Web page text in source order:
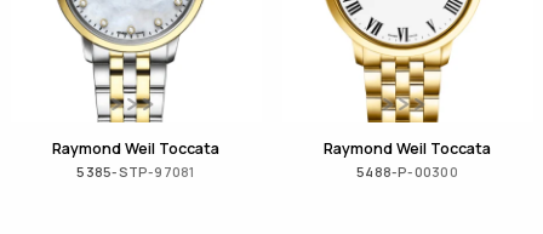
Raymond Weil Toccata
5385-STP-97081
Raymond Weil Toccata
5488-P-00300